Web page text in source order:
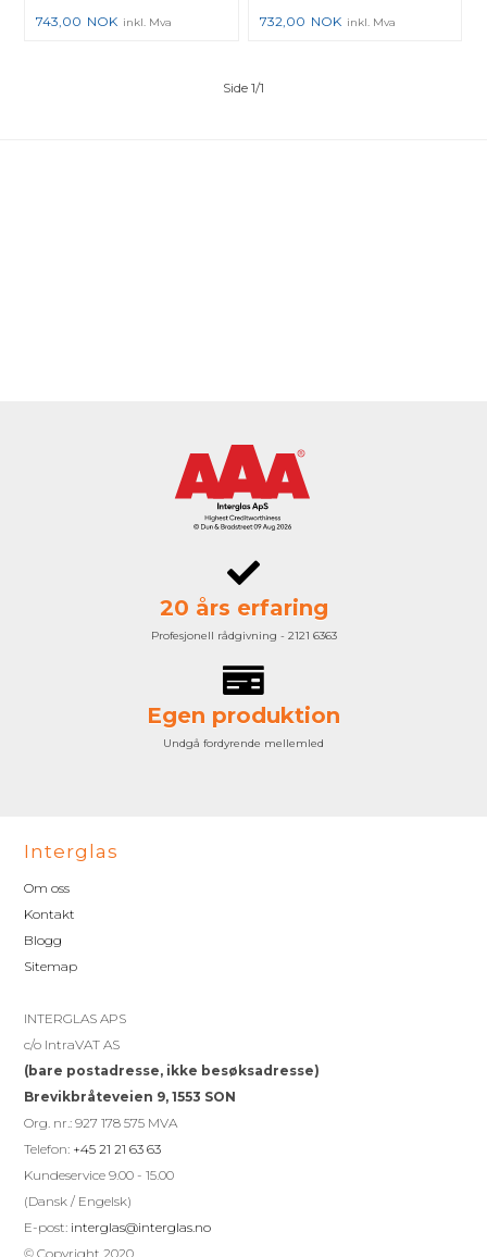
743,00 NOK inkl. Mva 732,00 NOK inkl. Mva
Side 1/1
20 års erfaring
Profesjonell rådgivning - 2121 6363
Egen produktion
Undgå fordyrende mellemled
Interglas
Om oss
Kontakt
Blogg
Sitemap
INTERGLAS APS
c/o IntraVAT AS
(bare postadresse, ikke besøksadresse)
Brevikbråteveien 9, 1553 SON
Org. nr.: 927 178 575 MVA
Telefon: +45 21 21 63 63
Kundeservice 9.00 - 15.00
(Dansk / Engelsk)
E-post: interglas@interglas.no
© Copyright 2020